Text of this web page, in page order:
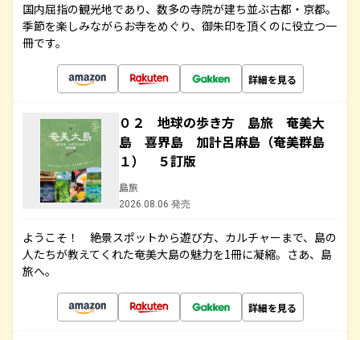
国内屈指の観光地であり、数多の寺院が建ち並ぶ古都・京都。
季節を楽しみながらお寺をめぐり、御朱印を頂くのに役立つ一
冊です。
詳細を見る
０２ 地球の歩き方 島旅 奄美大
島 喜界島 加計呂麻島（奄美群島
１） ５訂版
島旅
2026.08.06 発売
ようこそ！ 絶景スポットから遊び方、カルチャーまで、島の
人たちが教えてくれた奄美大島の魅力を1冊に凝縮。さあ、島
旅へ。
詳細を見る